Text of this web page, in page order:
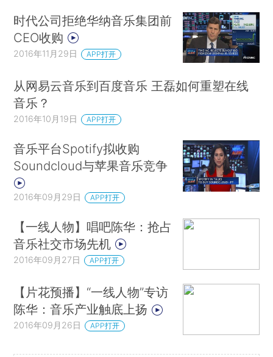
时代公司拒绝华纳音乐集团前
CEO收购
2016年11月29日 APP打开
从网易云音乐到百度音乐 王磊如何重塑在线
音乐？
2016年10月19日 APP打开
音乐平台Spotify拟收购
Soundcloud与苹果音乐竞争
2016年09月29日 APP打开
【一线人物】唱吧陈华：抢占
音乐社交市场先机
2016年09月27日 APP打开
【片花预播】“一线人物”专访
陈华：音乐产业触底上扬
2016年09月26日 APP打开